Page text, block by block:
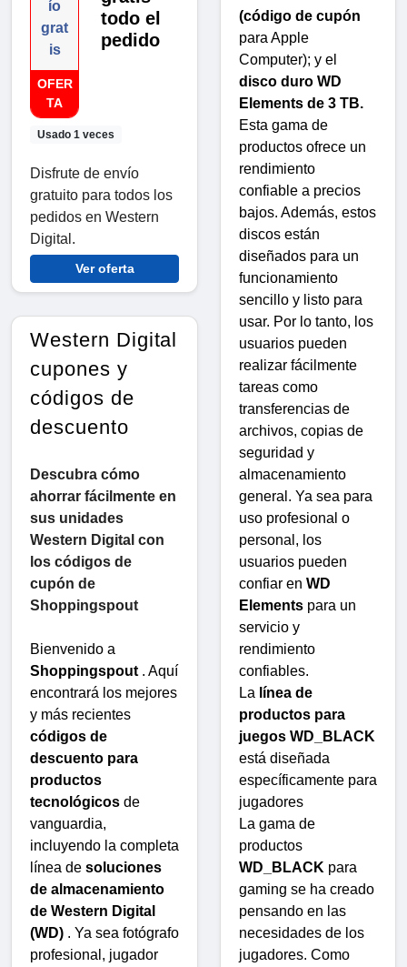
ío
grat
is
OFER
TA
Usado 1 veces
todo el
pedido
Disfrute de envío
gratuito para todos los
pedidos en Western
Digital.
Ver oferta
Western Digital
cupones y
códigos de
descuento
Descubra cómo
ahorrar fácilmente en
sus unidades
Western Digital con
los códigos de
cupón de
Shoppingspout
Bienvenido a
Shoppingspout . Aquí
encontrará los mejores
y más recientes
códigos de
descuento para
productos
tecnológicos de
vanguardia,
incluyendo la completa
línea de soluciones
de almacenamiento
de Western Digital
(WD) . Ya sea fotógrafo
profesional, jugador
(código de cupón
para Apple
Computer); y el
disco duro WD
Elements de 3 TB.
Esta gama de
productos ofrece un
rendimiento
confiable a precios
bajos. Además, estos
discos están
diseñados para un
funcionamiento
sencillo y listo para
usar. Por lo tanto, los
usuarios pueden
realizar fácilmente
tareas como
transferencias de
archivos, copias de
seguridad y
almacenamiento
general. Ya sea para
uso profesional o
personal, los
usuarios pueden
confiar en WD
Elements para un
servicio y
rendimiento
confiables.
La línea de
productos para
juegos WD_BLACK
está diseñada
específicamente para
jugadores
La gama de
productos
WD_BLACK para
gaming se ha creado
pensando en las
necesidades de los
jugadores. Como